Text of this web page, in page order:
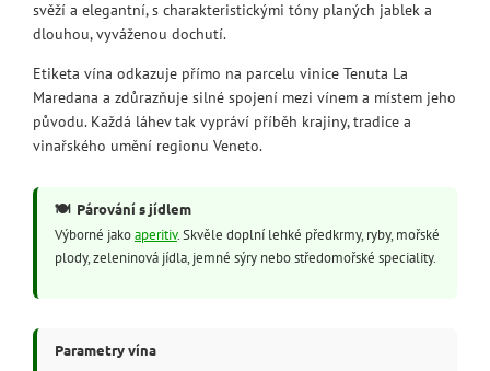
svěží a elegantní, s charakteristickými tóny planých jablek a
dlouhou, vyváženou dochutí.
Etiketa vína odkazuje přímo na parcelu vinice Tenuta La
Maredana a zdůrazňuje silné spojení mezi vínem a místem jeho
původu. Každá láhev tak vypráví příběh krajiny, tradice a
vinařského umění regionu Veneto.
🍽️ Párování s jídlem
Výborné jakoaperitiv. Skvěle doplní lehké předkrmy, ryby, mořské
plody, zeleninová jídla, jemné sýry nebo středomořské speciality.
Parametry vína